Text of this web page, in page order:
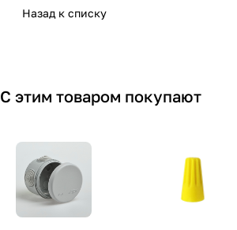
Назад к списку
С этим товаром покупают